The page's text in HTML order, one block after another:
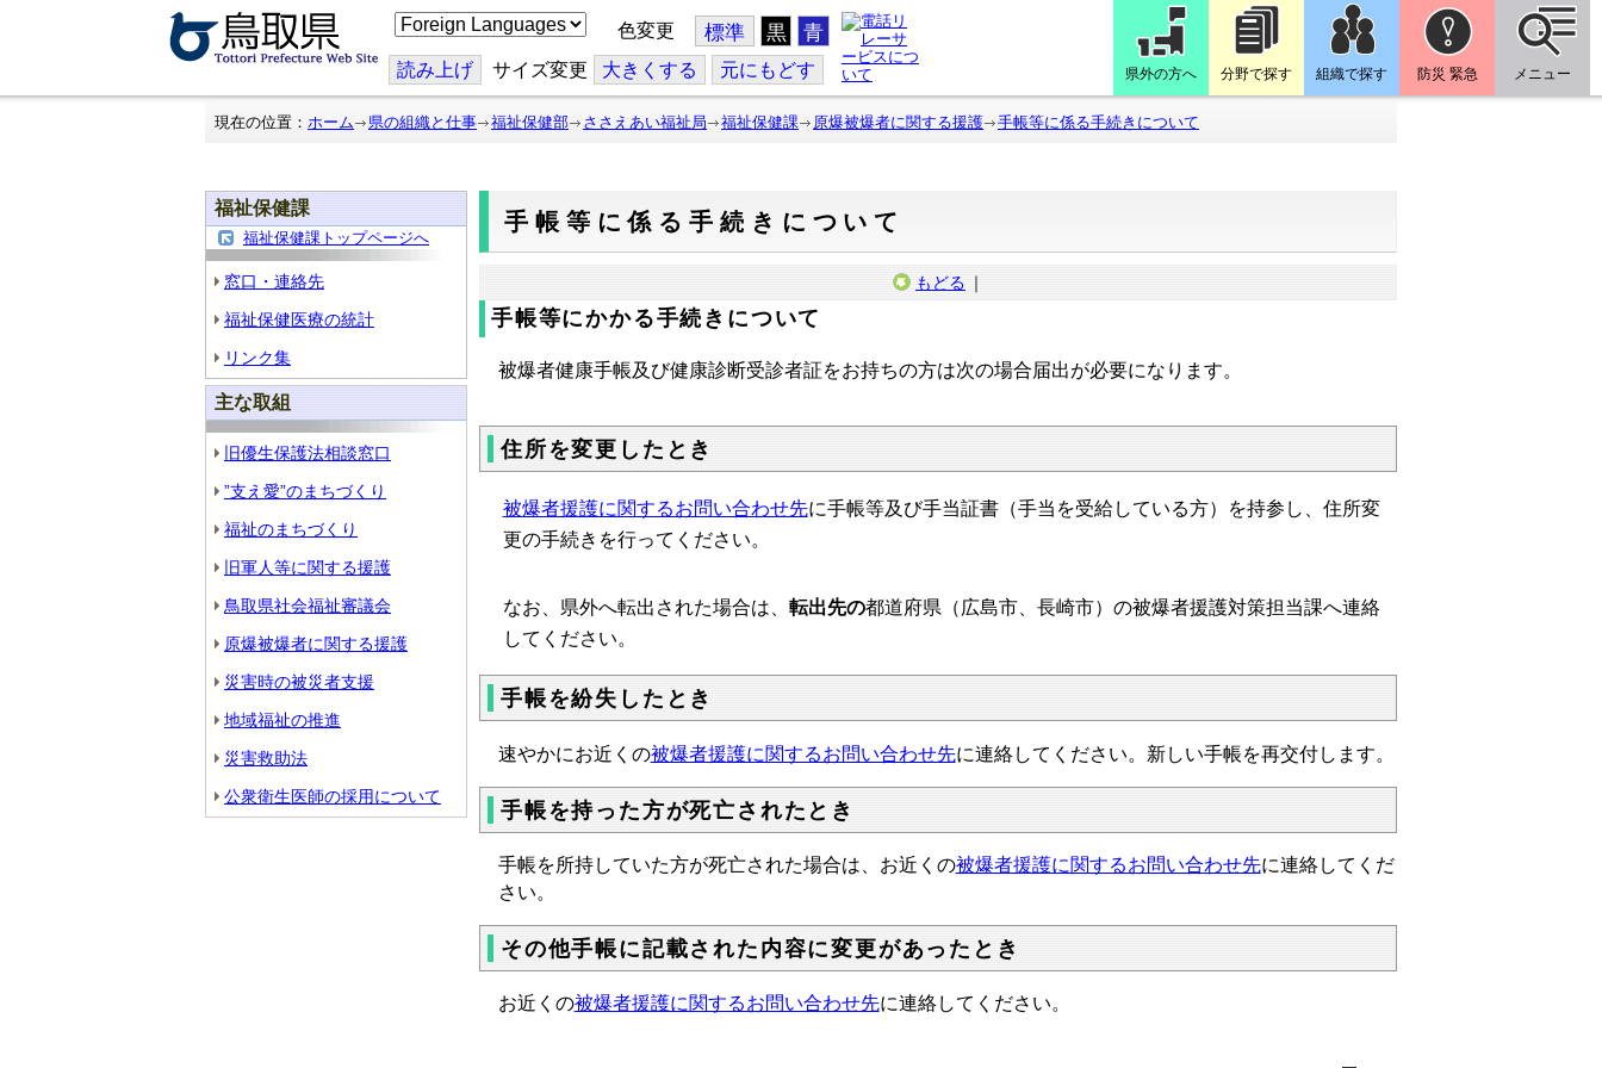
こ
の
ジ
を
翻
色変更 標準 黒 青
読み上げ サイズ変更 大きくする 元にもどす 県外の方へ 分野で探す 組織で探す 防災 緊急 メニュー
現在の位置： ホーム 県の組織と仕事 福祉保健部 ささえあい福祉局 福祉保健課 原爆被爆者に関する援護 手帳等に係る手続きについて
福祉保健課
福祉保健課トップページへ
窓口・連絡先
福祉保健医療の統計
リンク集
主な取組
旧優生保護法相談窓口
”支え愛”のまちづくり
福祉のまちづくり
旧軍人等に関する援護
鳥取県社会福祉審議会
原爆被爆者に関する援護
災害時の被災者支援
地域福祉の推進
災害救助法
公衆衛生医師の採用について
手帳等に係る手続きについて
もどる ｜
手帳等にかかる手続きについて
被爆者健康手帳及び健康診断受診者証をお持ちの方は次の場合届出が必要になります。
住所を変更したとき
被爆者援護に関するお問い合わせ先に手帳等及び手当証書（手当を受給している方）を持参し、住所変
更の手続きを行ってください。
なお、県外へ転出された場合は、 転出先の都道府県（広島市、長崎市）の被爆者援護対策担当課へ連絡
してください。
手帳を紛失したとき
速やかにお近くの被爆者援護に関するお問い合わせ先に連絡してください。新しい手帳を再交付します。
手帳を持った方が死亡されたとき
手帳を所持していた方が死亡された場合は、お近くの被爆者援護に関するお問い合わせ先に連絡してくだ
さい。
その他手帳に記載された内容に変更があったとき
お近くの被爆者援護に関するお問い合わせ先に連絡してください。